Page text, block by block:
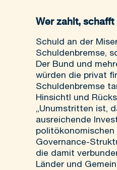
Wer zahlt, schafft
Schuld an der
Schuldenbremse,
Der Bund und
würden die privat
Schuldenbremse
Hinsichtl und
„Unumstritten ist,
ausreichende
politökonomischen
Governance-
die damit
Länder und